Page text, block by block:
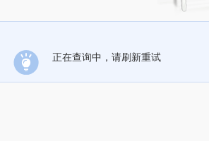
正在查询中，请刷新重试